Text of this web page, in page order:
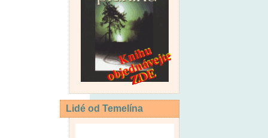
Lidé od Temelína